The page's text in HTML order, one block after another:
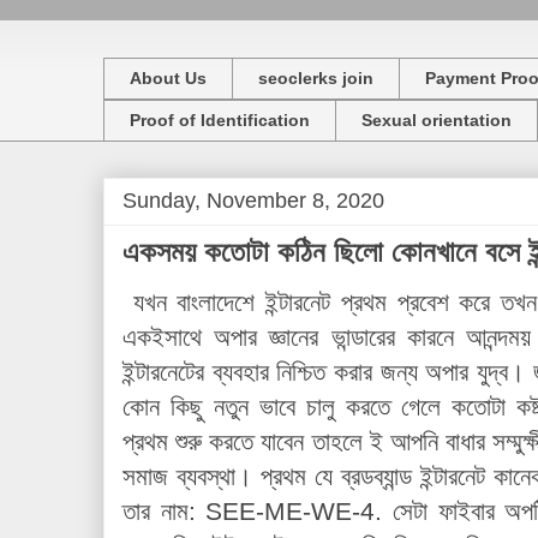
About Us seoclerks join Payment
Proof of Identification Sexual orientation
Sunday, November 8, 2020
একসময় কতোটা কঠিন ছিলো কোনখানে বসে
যখন বাংলাদেশে ইন্টারনেট প্রথম প্রবেশ করে
একইসাথে অপার জ্ঞানের ভান্ডারের কারনে
ইন্টারনেটের ব্যবহার নিশ্চিত করার জন্য অপার
কোন কিছু নতুন ভাবে চালু করতে গেলে কতোটা
প্রথম শুরু করতে যাবেন তাহলে ই আপনি বাধার
সমাজ ব্যবস্থা। প্রথম যে ব্রডব্যান্ড ইন্টারনেট
তার নাম: SEE-ME-WE-4. সেটা ফাইবার